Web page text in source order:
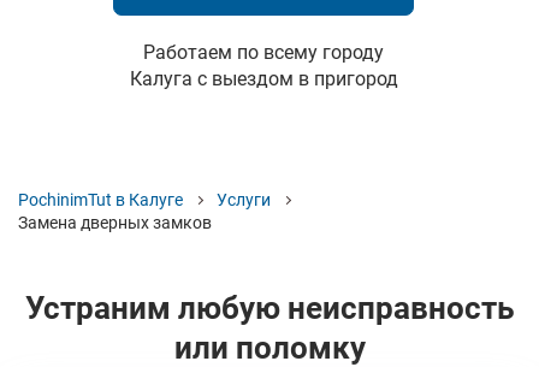
Работаем по всему городу
Калуга с выездом в пригород
PochinimTut в Калуге
Услуги
Замена дверных замков
Устраним любую неисправность
или поломку